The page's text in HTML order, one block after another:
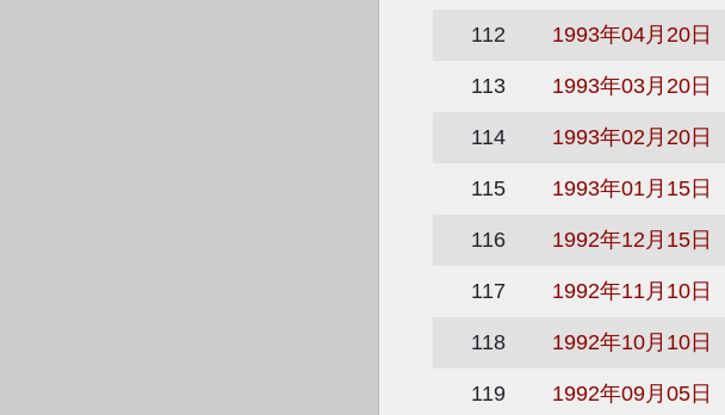
112 1993年04月20日
113 1993年03月20日
114 1993年02月20日
115 1993年01月15日
116 1992年12月15日
117 1992年11月10日
118 1992年10月10日
119 1992年09月05日